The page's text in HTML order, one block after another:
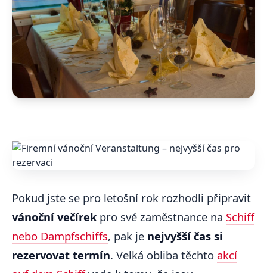
Pokud jste se pro letošní rok rozhodli připravit
vánoční večírek pro své zaměstnance na Schiff
nebo Dampfschiffs, pak je nejvyšší čas si
rezervovat termín. Velká obliba těchto akcí